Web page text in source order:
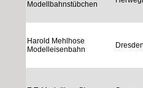
Modellbahnstübchen
Harold Mehlhose
Modelleisenbahn